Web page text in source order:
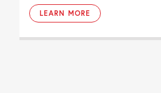
LEARN MORE